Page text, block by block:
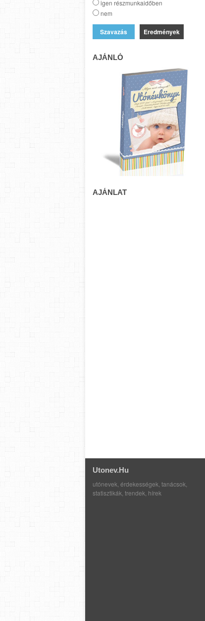
igen részmunkaidőben
nem
Eredmények
AJÁNLÓ
AJÁNLAT
Utonev.hu
utónevek, érdekességek, tanácsok,
statisztikák, trendek, hírek